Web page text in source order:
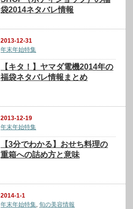
袋2014ネタバレ情報
2013-12-31
年末年始特集
【キタ！】ヤマダ電機2014年の
福袋ネタバレ情報まとめ
2013-12-19
年末年始特集
【3分でわかる】おせち料理の
重箱への詰め方と意味
2014-1-1
年末年始特集,旬の美容情報